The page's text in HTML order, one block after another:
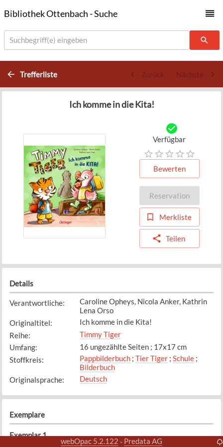
Bibliothek Ottenbach - Suche
Suchbegriff(e) eingeben
Trefferliste Zurück Nächste
Ich komme in die Kita!
Verfügbar
Bewerten
Reservation
Merkliste
Teilen
Details
Verantwortliche:
Caroline Opheys, Nicola Anker, Kathrin
Lena Orso
Originaltitel:
Ich komme in die Kita!
Reihe:
Timmy Tiger
Umfang:
16 ungezählte Seiten ; 17x17 cm
Stoffkreis: Pappbilderbuch; Tier Tiger; Schule;
Bilderbuch
Originalsprache: Deutsch
Exemplare
Exemplar1
webOpac 5.2.122 - Predata AG